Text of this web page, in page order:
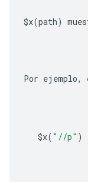
$x(path)
Por ejemplo,
$x( "//p" )